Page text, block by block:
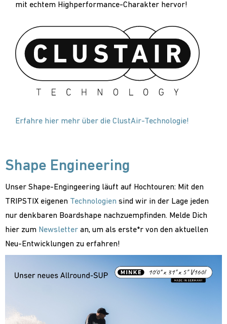
mit echtem Highperformance-Charakter hervor!
Erfahre hier mehr über die ClustAir-Technologie!
Shape Engineering
Unser Shape-Engingeering läuft auf Hochtouren: Mit den
TRIPSTIX eigenen Technologien sind wir in der Lage jeden
nur denkbaren Boardshape nachzuempfinden. Melde Dich
hier zum Newsletter an, um als erste*r von den aktuellen
Neu-Entwicklungen zu erfahren!